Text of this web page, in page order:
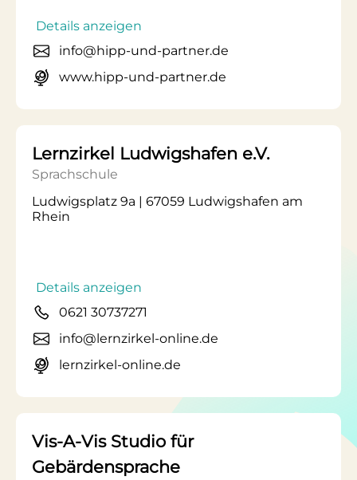
Details anzeigen
info@hipp-und-partner.de
www.hipp-und-partner.de
Lernzirkel Ludwigshafen e.V.
Sprachschule
Ludwigsplatz 9a | 67059 Ludwigshafen am
Rhein
Details anzeigen
0621 30737271
info@lernzirkel-online.de
lernzirkel-online.de
Vis-A-Vis Studio für
Gebärdensprache